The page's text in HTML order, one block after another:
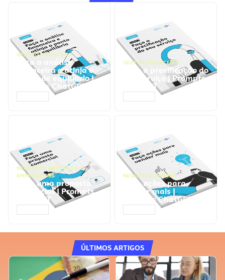
GESTÃO FINANCEIRA
Faça a análise
financeira e atinja o
ponto de equilíbrio |
Prompts ChatGPT
GESTÃO FINANCEIRA
Faça a precificação do
seu serviço | Prompts
ChatGPT
NEGÓCIOS, PROCESSOS
EMPRESARIAIS
Faça uma proposta
comercial | Prompts
ChatGPT
NEGÓCIOS, VENDAS
Faça ações para
vender mais |
Prompts ChatGPT
ÚLTIMOS ARTIGOS